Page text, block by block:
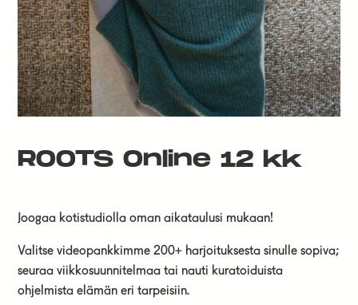
ROOTS Online 12 kk
Joogaa kotistudiolla oman aikataulusi mukaan!
Valitse videopankkimme 200+ harjoituksesta sinulle sopiva;
seuraa viikkosuunnitelmaa tai nauti kuratoiduista
ohjelmista elämän eri tarpeisiin.